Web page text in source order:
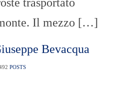
trasportato
Il mezzo […]
Bevacqua
POSTS